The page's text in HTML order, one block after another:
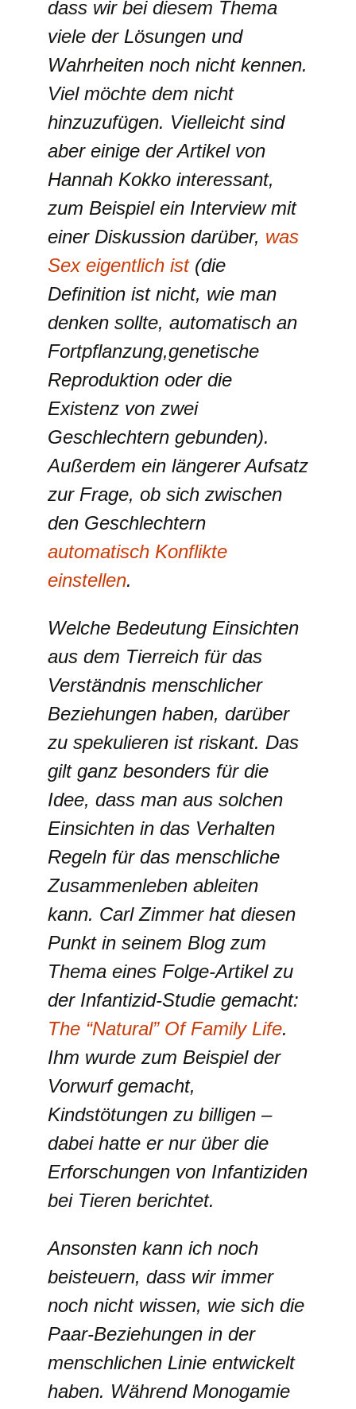
dass wir bei diesem Thema
viele der Lösungen und
Wahrheiten noch nicht kennen.
Viel möchte dem nicht
hinzuzufügen. Vielleicht sind
aber einige der Artikel von
Hannah Kokko interessant,
zum Beispiel ein Interview mit
einer Diskussion darüber, was
Sex eigentlich ist(die
Definition ist nicht, wie man
denken sollte, automatisch an
Fortpflanzung,genetische
Reproduktion oder die
Existenz von zwei
Geschlechtern gebunden).
Außerdem ein längerer Aufsatz
zur Frage, ob sich zwischen
den Geschlechtern
automatisch Konflikte
einstellen.
Welche Bedeutung Einsichten
aus dem Tierreich für das
Verständnis menschlicher
Beziehungen haben, darüber
zu spekulieren ist riskant. Das
gilt ganz besonders für die
Idee, dass man aus solchen
Einsichten in das Verhalten
Regeln für das menschliche
Zusammenleben ableiten
kann. Carl Zimmer hat diesen
Punkt in seinem Blog zum
Thema eines Folge-Artikel zu
der Infantizid-Studie gemacht:
The “Natural” Of Family Life.
Ihm wurde zum Beispiel der
Vorwurf gemacht,
Kindstötungen zu billigen –
dabei hatte er nur über die
Erforschungen von Infantiziden
bei Tieren berichtet.
Ansonsten kann ich noch
beisteuern, dass wir immer
noch nicht wissen, wie sich die
Paar-Beziehungen in der
menschlichen Linie entwickelt
haben. Während Monogamie